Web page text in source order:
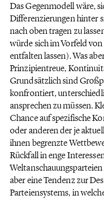
Das Gegenmodell wäre,
Differenzierungen hinter
nach oben tragen zu
würde sich im Vorfeld
entfalten lassen). Was
Prinzipientreue,
Grundsätzlich sind
konfrontiert,
ansprechen zu müssen.
Chance auf spezifische
oder anderen der je
ihnen begrenzte
Rückfall in enge
aber eine Tendenz zur
Parteiensystems, in